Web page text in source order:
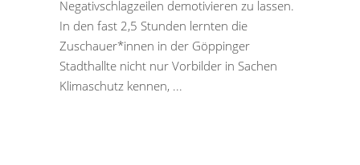
Negativschlagzeilen demotivieren zu lassen.
In den fast 2,5 Stunden lernten die
Zuschauer*innen in der Göppinger
Stadthallte nicht nur Vorbilder in Sachen
Klimaschutz kennen,